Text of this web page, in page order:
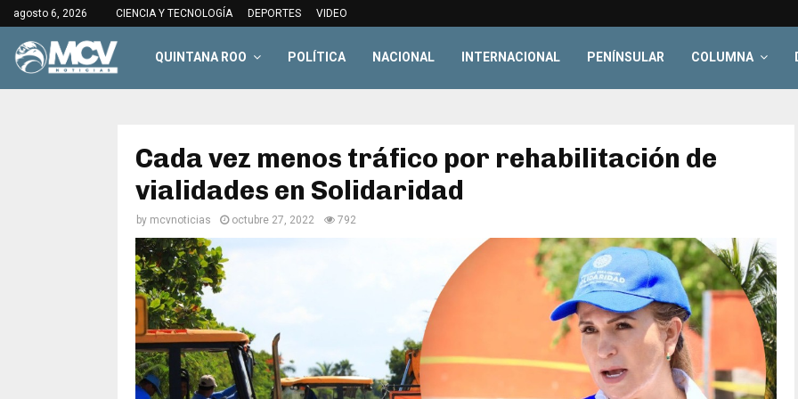
agosto 6, 2026 CIENCIA Y TECNOLOGÍA DEPORTES VIDEO
QUINTANA ROO POLÍTICA NACIONAL INTERNACIONAL PENÍNSULAR COLUMNA
Cada vez menos tráfico por rehabilitación de
vialidades en Solidaridad
by mcvnoticias octubre 27, 2022 792